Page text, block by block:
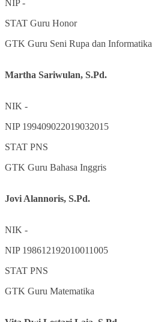
NIP-
STAT Guru Honor
GTK Guru Seni Rupa dan Informatika
Martha Sariwulan, S.Pd.
NIK -
NIP 199409022019032015
STAT PNS
GTK Guru Bahasa Inggris
Jovi Alannoris, S.Pd.
NIK -
NIP 198612192010011005
STAT PNS
GTK Guru Matematika